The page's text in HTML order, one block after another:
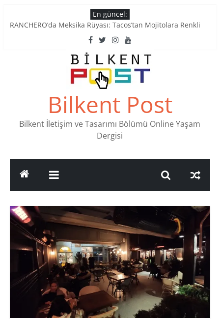
to
En güncel:
RANCHERO’da Meksika Rüyası: Tacos’tan Mojitolara Renkli
Ankara’nın Ruhunu Notalarda Yaşatan 4 Müzik Durağı
Pullardaki tarih: PTT Pul Müzesi
Stamp Collectors Unite: Places to Find Stamps in Ankara
Tatlı Konuşalım: Ankara’nın 4 Köklü Pastanesi
Bilkent Post
Bilkent İletişim ve Tasarımı Bölümü Online Yaşam
Dergisi